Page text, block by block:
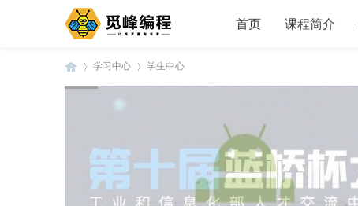
首页 课程简介
学习中心 学生中心